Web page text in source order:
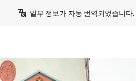
일부 정보가 자동 번역되었습니다.